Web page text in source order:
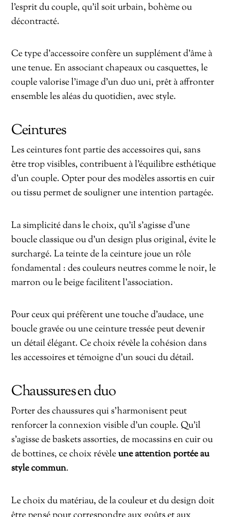
l’esprit du couple, qu’il soit urbain, bohème ou
décontracté.
Ce type d’accessoire confère un supplément d’âme à
une tenue. En associant chapeaux ou casquettes, le
couple valorise l’image d’un duo uni, prêt à affronter
ensemble les aléas du quotidien, avec style.
Ceintures
Les ceintures font partie des accessoires qui, sans
être trop visibles, contribuent à l’équilibre esthétique
d’un couple. Opter pour des modèles assortis en cuir
ou tissu permet de souligner une intention partagée.
La simplicité dans le choix, qu’il s’agisse d’une
boucle classique ou d’un design plus original, évite le
surchargé. La teinte de la ceinture joue un rôle
fondamental : des couleurs neutres comme le noir, le
marron ou le beige facilitent l’association.
Pour ceux qui préfèrent une touche d’audace, une
boucle gravée ou une ceinture tressée peut devenir
un détail élégant. Ce choix révèle la cohésion dans
les accessoires et témoigne d’un souci du détail.
Chaussures en duo
Porter des chaussures qui s’harmonisent peut
renforcer la connexion visible d’un couple. Qu’il
s’agisse de baskets assorties, de mocassins en cuir ou
de bottines, ce choix révèleune attention portée au
style commun.
Le choix du matériau, de la couleur et du design doit